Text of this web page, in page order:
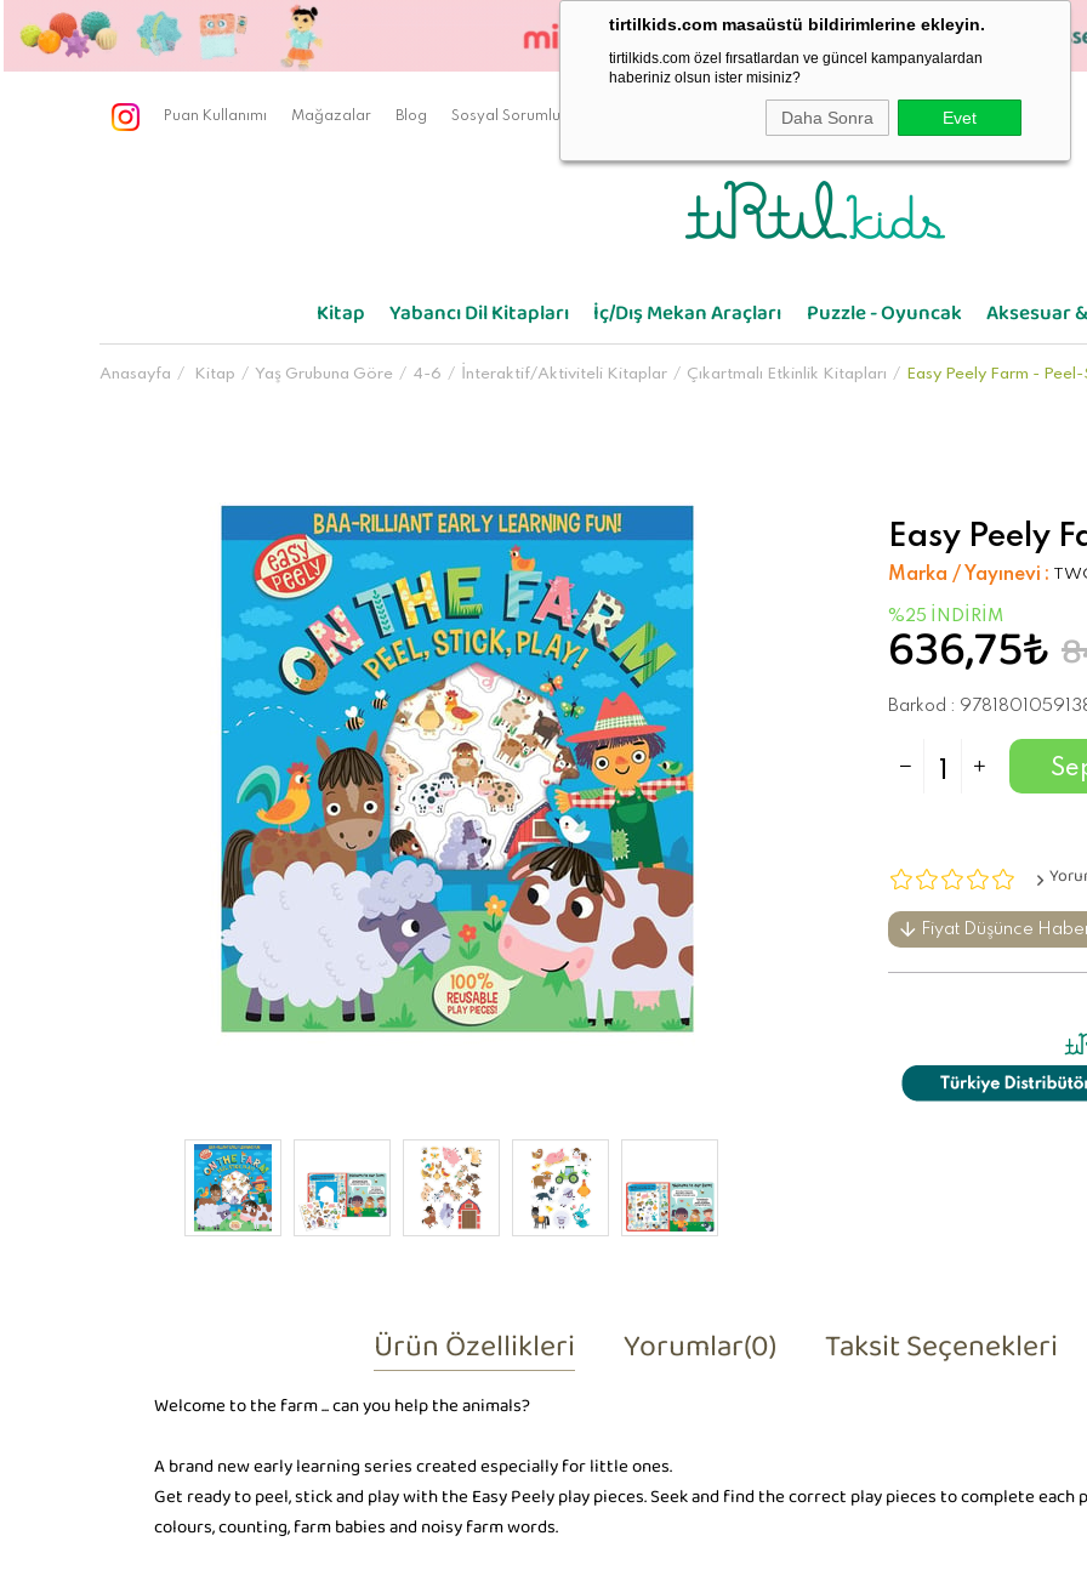
tirtilkids.com masaüstü bildirimlerine ekleyin.
tirtilkids.com özel fırsatlardan ve güncel kampanyalardan
haberiniz olsun ister misiniz?
Daha Sonra Evet
Puan Kullanımı Mağazalar Blog Sosyal Sorumluluk
Kitap Yabancı Dil Kitapları İç/Dış Mekan Araçları Puzzle - Oyuncak Aksesuar
Anasayfa Kitap Yaş Grubuna Göre 4-6 İnteraktif/Aktiviteli Kitaplar Çıkartmalı Etkinlik Kitapları Easy Peely Farm -
Easy Peely
Marka / Yayınevi :
%25 İNDIRIM
636,75₺
Barkod :
Fiyat Düşünce
Ürün Özellikleri Yorumlar(0) Taksit Seçenekleri
Welcome to the farm ... can you help the animals?
A brand new early learning series created especially for little ones.
Get ready to peel, stick and play with the Easy Peely play pieces. Seek and find the correct play pieces to complete
colours, counting, farm babies and noisy farm words.